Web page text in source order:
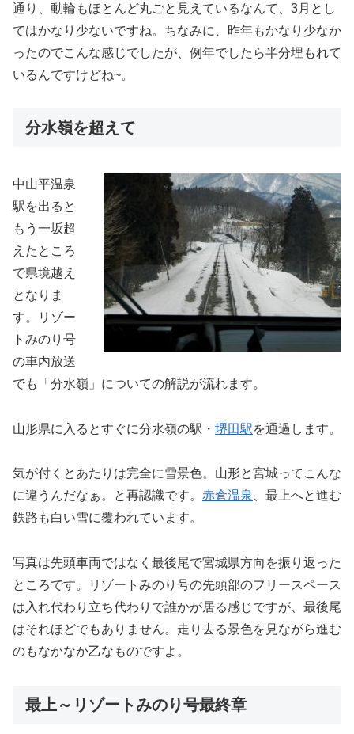
通り、動輪もほとんど丸ごと見えているなんて、3月とし
てはかなり少ないですね。ちなみに、昨年もかなり少なか
ったのでこんな感じでしたが、例年でしたら半分埋もれて
いるんですけどね~。
分水嶺を超えて
中山平温泉
駅を出ると
もう一坂超
えたところ
で県境越え
となりま
す。リゾー
トみのり号
の車内放送
でも「分水嶺」についての解説が流れます。
山形県に入るとすぐに分水嶺の駅・ 堺田駅を通過します。
気が付くとあたりは完全に雪景色。山形と宮城ってこんな
に違うんだなぁ。と再認識です。 赤倉温泉 、最上へと進む
鉄路も白い雪に覆われています。
写真は先頭車両ではなく最後尾で宮城県方向を振り返った
ところです。リゾートみのり号の先頭部のフリースペース
は入れ代わり立ち代わりで誰かが居る感じですが、最後尾
はそれほどでもありません。走り去る景色を見ながら進む
のもなかなか乙なものですよ。
最上～リゾートみのり号最終章